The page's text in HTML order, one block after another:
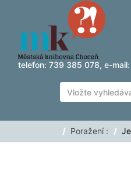
Přeskočit na obsah
telefon: 739 385 078, e-mail:
Poražení :